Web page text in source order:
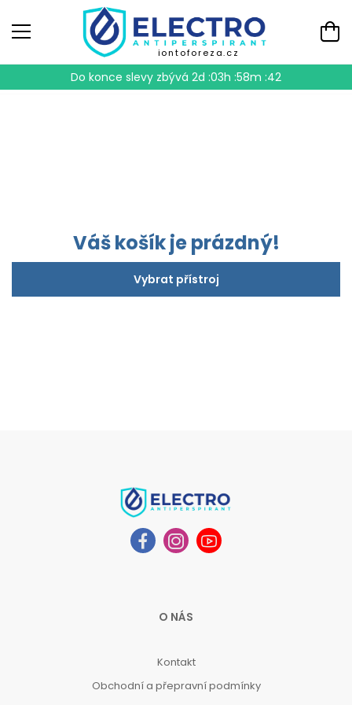
iontoforeza.cz
Do konce slevy zbývá 2d :03h :58m :42
Váš košík je prázdný!
Vybrat přístroj
O NÁS
Kontakt
Obchodní a přepravní podmínky